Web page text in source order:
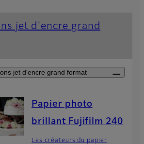
jet d'encre grand
jet d'encre grand format
Papier photo
brillant Fujifilm 240
Les créateurs du papier